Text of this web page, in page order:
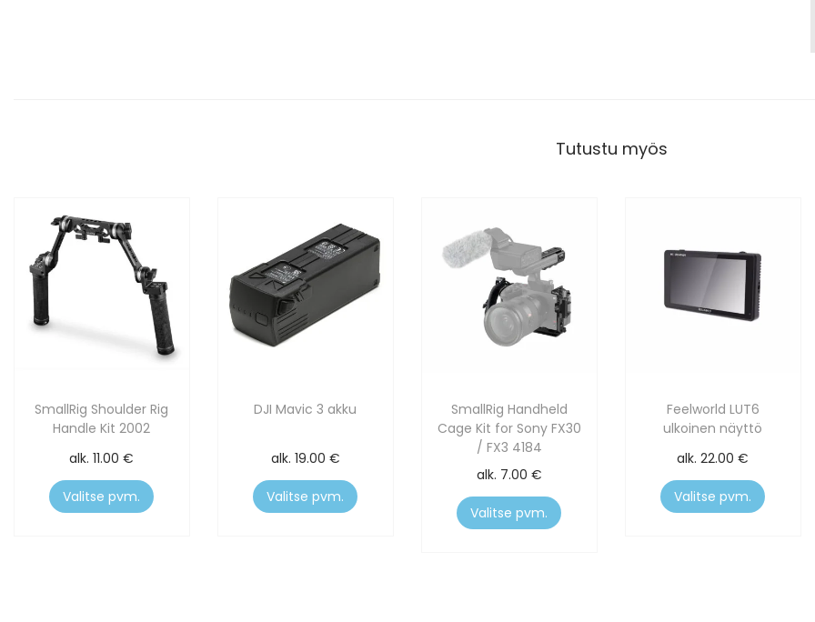
Tutustu myös
SmallRig Shoulder Rig
Handle Kit 2002
alk.11.00€
Valitse pvm.
DJI Mavic 3 akku
alk. 19.00 €
Valitse pvm.
SmallRig Handheld
Cage Kit for Sony FX30
/ FX3 4184
alk. 7.00 €
Valitse pvm.
Feelworld LUT6
ulkoinen näyttö
alk.22.00€
Valitse pvm.